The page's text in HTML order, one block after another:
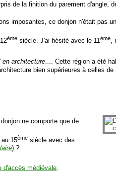
de la finition du parement d'angle,
imposantes, ce donjon n'était pas
ème siècle. J'ai hésité avec le 11ème,
en architecture.... Cette région a été
bien supérieures à celles
ne comporte que de
au 15ème siècle avec des
) ?
d'accès médiévale.